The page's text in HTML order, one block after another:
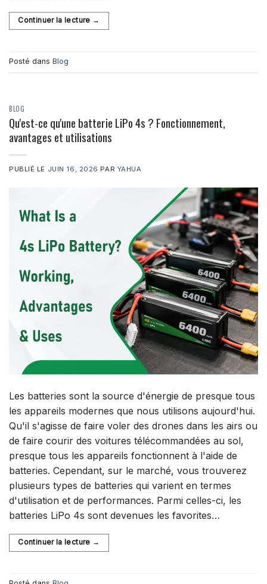
Continuer la lecture →
Posté dans Blog
BLOG
Qu'est-ce qu'une batterie LiPo 4s ? Fonctionnement,
avantages et utilisations
PUBLIÉ LE JUIN 16, 2026 PAR YAHUA
Les batteries sont la source d'énergie de presque tous
les appareils modernes que nous utilisons aujourd'hui.
Qu'il s'agisse de faire voler des drones dans les airs ou
de faire courir des voitures télécommandées au sol,
presque tous les appareils fonctionnent à l'aide de
batteries. Cependant, sur le marché, vous trouverez
plusieurs types de batteries qui varient en termes
d'utilisation et de performances. Parmi celles-ci, les
batteries LiPo 4s sont devenues les favorites…
Continuer la lecture →